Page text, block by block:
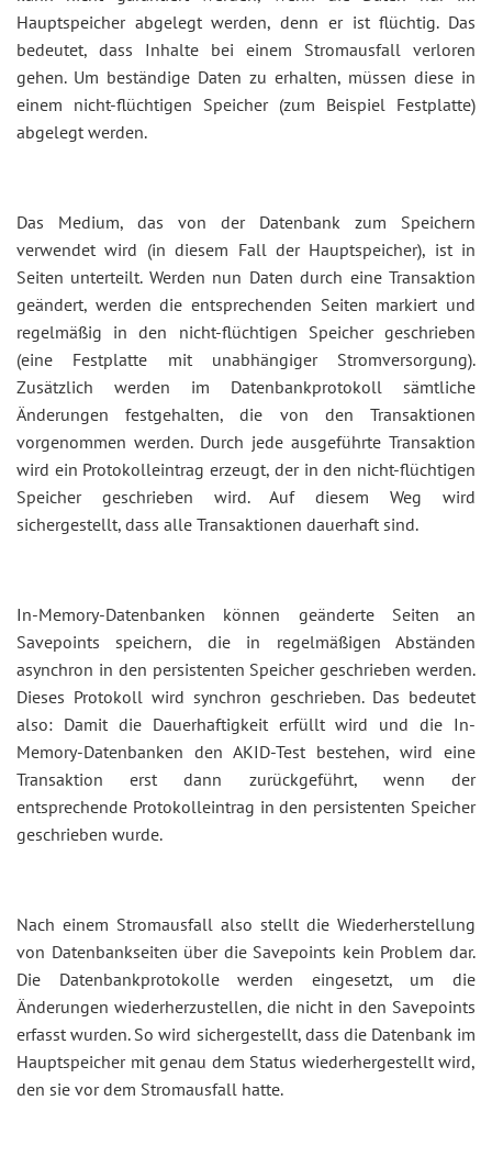
Hauptspeicher abgelegt werden, denn er ist flüchtig. Das
bedeutet, dass Inhalte bei einem Stromausfall verloren
gehen. Um beständige Daten zu erhalten, müssen diese in
einem nicht-flüchtigen Speicher (zum Beispiel Festplatte)
abgelegt werden.
Das Medium, das von der Datenbank zum Speichern
verwendet wird (in diesem Fall der Hauptspeicher), ist in
Seiten unterteilt. Werden nun Daten durch eine Transaktion
geändert, werden die entsprechenden Seiten markiert und
regelmäßig in den nicht-flüchtigen Speicher geschrieben
(eine Festplatte mit unabhängiger Stromversorgung).
Zusätzlich werden im Datenbankprotokoll sämtliche
Änderungen festgehalten, die von den Transaktionen
vorgenommen werden. Durch jede ausgeführte Transaktion
wird ein Protokolleintrag erzeugt, der in den nicht-flüchtigen
Speicher geschrieben wird. Auf diesem Weg wird
sichergestellt, dass alle Transaktionen dauerhaft sind.
In-Memory-Datenbanken können geänderte Seiten an
Savepoints speichern, die in regelmäßigen Abständen
asynchron in den persistenten Speicher geschrieben werden.
Dieses Protokoll wird synchron geschrieben. Das bedeutet
also: Damit die Dauerhaftigkeit erfüllt wird und die In-
Memory-Datenbanken den AKID-Test bestehen, wird eine
Transaktion erst dann zurückgeführt, wenn der
entsprechende Protokolleintrag in den persistenten Speicher
geschrieben wurde.
Nach einem Stromausfall also stellt die Wiederherstellung
von Datenbankseiten über die Savepoints kein Problem dar.
Die Datenbankprotokolle werden eingesetzt, um die
Änderungen wiederherzustellen, die nicht in den Savepoints
erfasst wurden. So wird sichergestellt, dass die Datenbank im
Hauptspeicher mit genau dem Status wiederhergestellt wird,
den sie vor dem Stromausfall hatte.